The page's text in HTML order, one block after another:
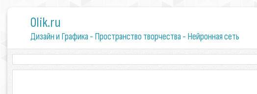
0lik.ru
Дизайн и Графика - Пространство творчества - Нейронная сеть